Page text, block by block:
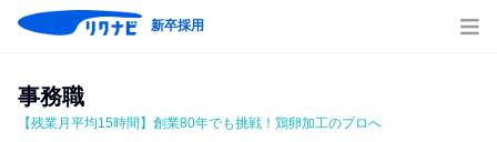
新卒採用
事務職
【残業月平均15時間】創業80年でも挑戦！鶏卵加工のプロへ